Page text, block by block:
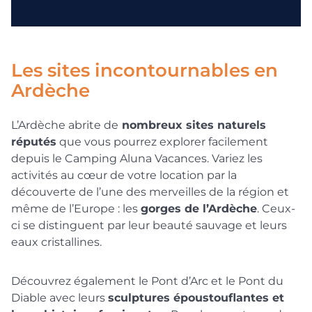
Les sites incontournables en
Ardèche
L’Ardèche abrite de nombreux sites naturels
réputés que vous pourrez explorer facilement
depuis le Camping Aluna Vacances. Variez les
activités au cœur de votre location par la
découverte de l’une des merveilles de la région et
même de l’Europe : les gorges de l’Ardèche. Ceux-
ci se distinguent par leur beauté sauvage et leurs
eaux cristallines.
Découvrez également le Pont d’Arc et le Pont du
Diable avec leurs sculptures époustouflantes et